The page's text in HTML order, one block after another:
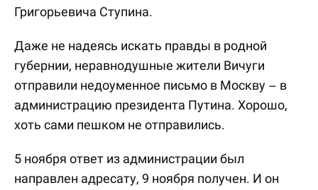
Григорьевича Ступина.
Даже не надеясь искать правды в родной
губернии, неравнодушные жители Вичуги
отправили недоуменное письмо в Москву – в
администрацию президента Путина. Хорошо,
хоть сами пешком не отправились.
5 ноября ответ из администрации был
направлен адресату, 9 ноября получен. И он